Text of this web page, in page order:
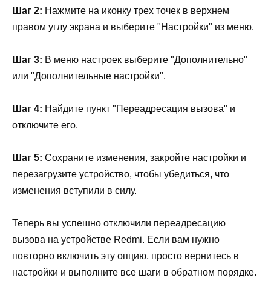
Шаг 2: Нажмите на иконку трех точек в верхнем
правом углу экрана и выберите "Настройки" из меню.
Шаг 3: В меню настроек выберите "Дополнительно"
или "Дополнительные настройки".
Шаг 4: Найдите пункт "Переадресация вызова" и
отключите его.
Шаг 5: Сохраните изменения, закройте настройки и
перезагрузите устройство, чтобы убедиться, что
изменения вступили в силу.
Теперь вы успешно отключили переадресацию
вызова на устройстве Redmi. Если вам нужно
повторно включить эту опцию, просто вернитесь в
настройки и выполните все шаги в обратном порядке.